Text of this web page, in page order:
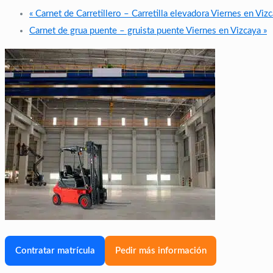
« Carnet de Carretillero – Carretilla elevadora Viernes en
Carnet de grua puente – gruista puente Viernes en Vizcaya »
Contratar matrícula Pedir más información